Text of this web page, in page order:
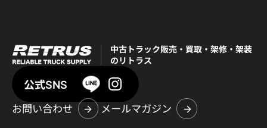
中古トラック販売・買取・架修・架装
のリトラス
公式SNS
お問い合わせ
メールマガジン